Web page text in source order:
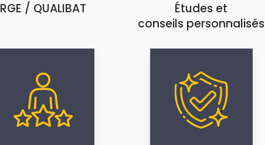
RGE / QUALIBAT
Études et
conseils personnalisés